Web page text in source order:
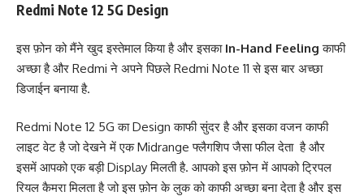
Redmi Note 12 5G Design
इस फ़ोन को मैंने खुद इस्तेमाल किया है और इसका In-Hand Feeling काफी
अच्छा है और Redmi ने अपने पिछले Redmi Note 11 से इस बार अच्छा
डिजाईन बनाया है.
Redmi Note 12 5G का Design काफी सुंदर है और इसका वजन काफी
लाइट वेट है जो देखने में एक Midrange फ्लैगशिप जैसा फील देता है और
इसमें आपको एक बड़ी Display मिलती है. आपको इस फ़ोन में आपको ट्रिपल
रियल कैमरा मिलता है जो इस फ़ोन के लुक को काफी अच्छा बना देता है और इस